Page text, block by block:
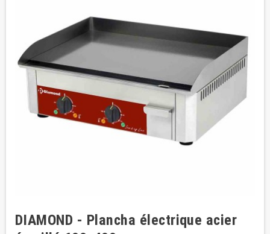
DIAMOND - Plancha électrique acier